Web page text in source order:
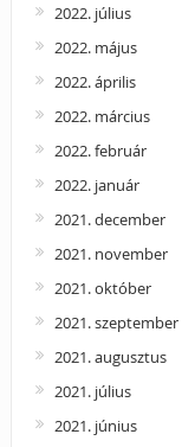
2022. július
2022. május
2022. április
2022. március
2022. február
2022. január
2021. december
2021. november
2021. október
2021. szeptember
2021. augusztus
2021. július
2021. június